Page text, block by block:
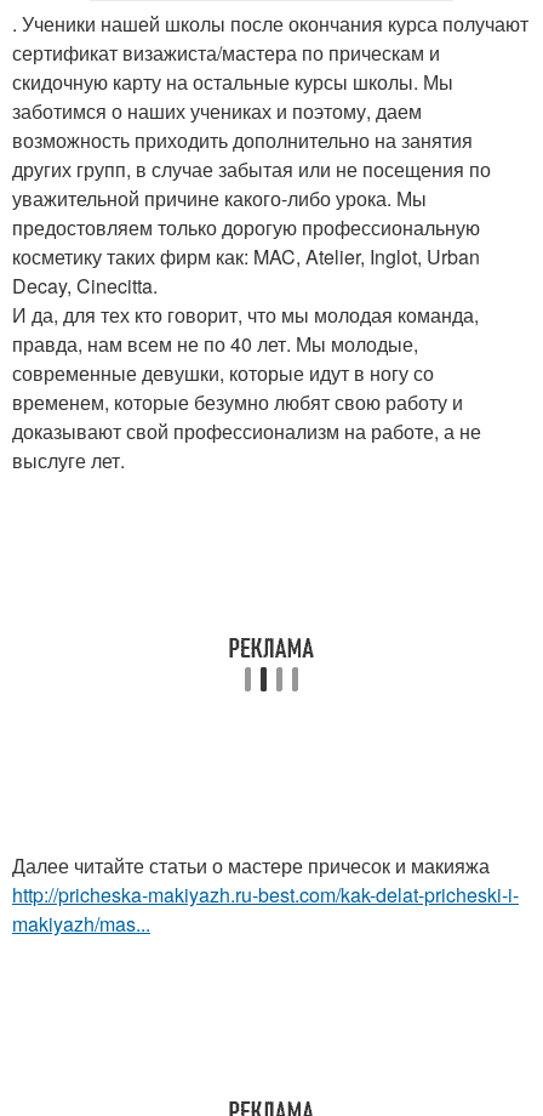
. Ученики нашей школы после окончания курса получают
сертификат визажиста/мастера по прическам и
скидочную карту на остальные курсы школы. Мы
заботимся о наших учениках и поэтому, даем
возможность приходить дополнительно на занятия
других групп, в случае забытая или не посещения по
уважительной причине какого-либо урока. Мы
предостовляем только дорогую профессиональную
косметику таких фирм как: MAC, Atelier, Inglot, Urban
Decay, Cinecitta.
И да, для тех кто говорит, что мы молодая команда,
правда, нам всем не по 40 лет. Мы молодые,
современные девушки, которые идут в ногу со
временем, которые безумно любят свою работу и
доказывают свой профессионализм на работе, а не
выслуге лет.
Далее читайте статьи о мастере причесок и макияжа
http://pricheska-makiyazh.ru-best.com/kak-delat-pricheski-i-
makiyazh/mas...